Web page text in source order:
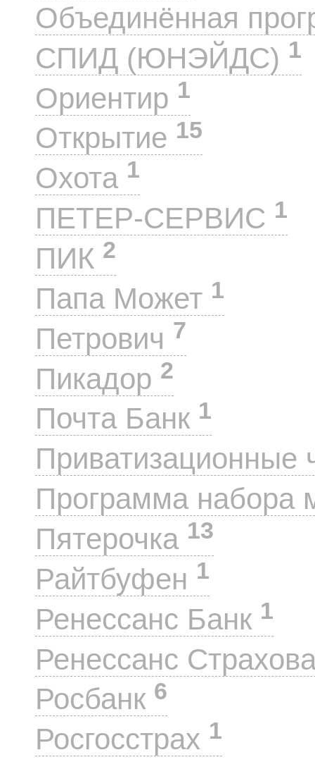
Объединённая
СПИД (ЮНЭЙДС) 1
Ориентир 1
Открытие 15
Охота 1
ПЕТЕР-СЕРВИС 1
ПИК 2
Папа Может 1
Петрович 7
Пикадор 2
Почта Банк 1
Приватизационные
Программа набора
Пятерочка 13
Райтбуфен 1
Ренессанс Банк 1
Ренессанс
Росбанк 6
Росгосстрах 1